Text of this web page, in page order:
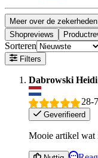
Meer over de zekerheden
Shopreviews
Sorteren
Filters
Dabrowski Heidi
28-
Geverifieerd
Mooie artikel wat